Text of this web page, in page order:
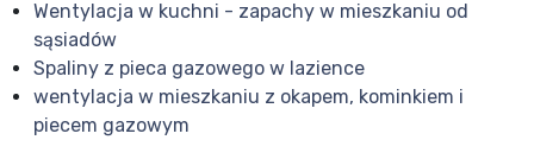
Wentylacja w kuchni - zapachy w mieszkaniu od
sąsiadów
Spaliny z pieca gazowego w lazience
wentylacja w mieszkaniu z okapem, kominkiem i
piecem gazowym